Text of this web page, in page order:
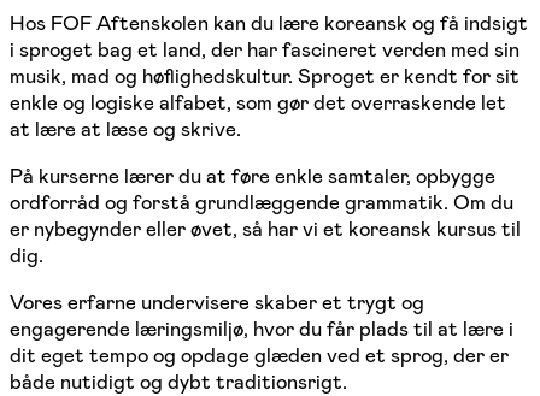
Hos FOF Aftenskolen kan du lære koreansk og få indsigt
i sproget bag et land, der har fascineret verden med sin
musik, mad og høflighedskultur. Sproget er kendt for sit
enkle og logiske alfabet, som gør det overraskende let
at lære at læse og skrive.
På kurserne lærer du at føre enkle samtaler, opbygge
ordforråd og forstå grundlæggende grammatik. Om du
er nybegynder eller øvet, så har vi et koreansk kursus til
dig.
Vores erfarne undervisere skaber et trygt og
engagerende læringsmiljø, hvor du får plads til at lære i
dit eget tempo og opdage glæden ved et sprog, der er
både nutidigt og dybt traditionsrigt.